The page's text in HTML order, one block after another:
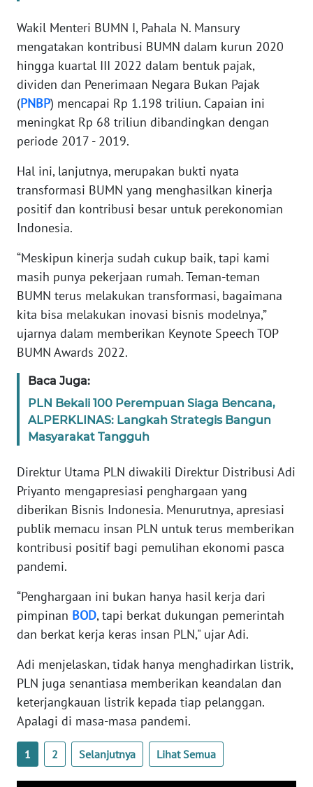
Wakil Menteri BUMN I, Pahala N. Mansury
mengatakan kontribusi BUMN dalam kurun 2020
hingga kuartal III 2022 dalam bentuk pajak,
dividen dan Penerimaan Negara Bukan Pajak
(PNBP) mencapai Rp 1.198 triliun. Capaian ini
meningkat Rp 68 triliun dibandingkan dengan
periode 2017 - 2019.
Hal ini, lanjutnya, merupakan bukti nyata
transformasi BUMN yang menghasilkan kinerja
positif dan kontribusi besar untuk perekonomian
Indonesia.
“Meskipun kinerja sudah cukup baik, tapi kami
masih punya pekerjaan rumah. Teman-teman
BUMN terus melakukan transformasi, bagaimana
kita bisa melakukan inovasi bisnis modelnya,”
ujarnya dalam memberikan Keynote Speech TOP
BUMN Awards 2022.
Baca Juga:
PLN Bekali 100 Perempuan Siaga Bencana,
ALPERKLINAS: Langkah Strategis Bangun
Masyarakat Tangguh
Direktur Utama PLN diwakili Direktur Distribusi Adi
Priyanto mengapresiasi penghargaan yang
diberikan Bisnis Indonesia. Menurutnya, apresiasi
publik memacu insan PLN untuk terus memberikan
kontribusi positif bagi pemulihan ekonomi pasca
pandemi.
“Penghargaan ini bukan hanya hasil kerja dari
pimpinan BOD, tapi berkat dukungan pemerintah
dan berkat kerja keras insan PLN," ujar Adi.
Adi menjelaskan, tidak hanya menghadirkan listrik,
PLN juga senantiasa memberikan keandalan dan
keterjangkauan listrik kepada tiap pelanggan.
Apalagi di masa-masa pandemi.
1 2 Selanjutnya Lihat Semua
WN
JAKARTA
WN
JABAR
WN
BANTEN
NTT
WN
WN
PAPUA
WN
PAPUA
WN
RIAU
SERAMBI
WN
JAMBI
SULTRA
NTB
WN
SULTENG
WN
SULBAR
WN
BABEL